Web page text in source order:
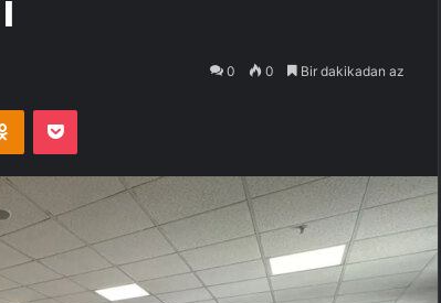
0 0 Bir dakikadan az
Odnoklassniki
Pocket